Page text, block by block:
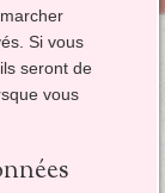
Si vous
seront de
vous